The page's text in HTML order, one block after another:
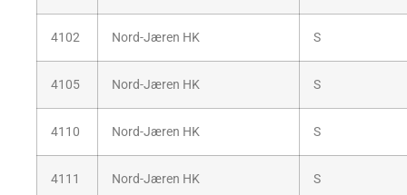
4102 Nord-Jæren HK S
4105 Nord-Jæren HK S
4110 Nord-Jæren HK S
4111 Nord-Jæren HK S